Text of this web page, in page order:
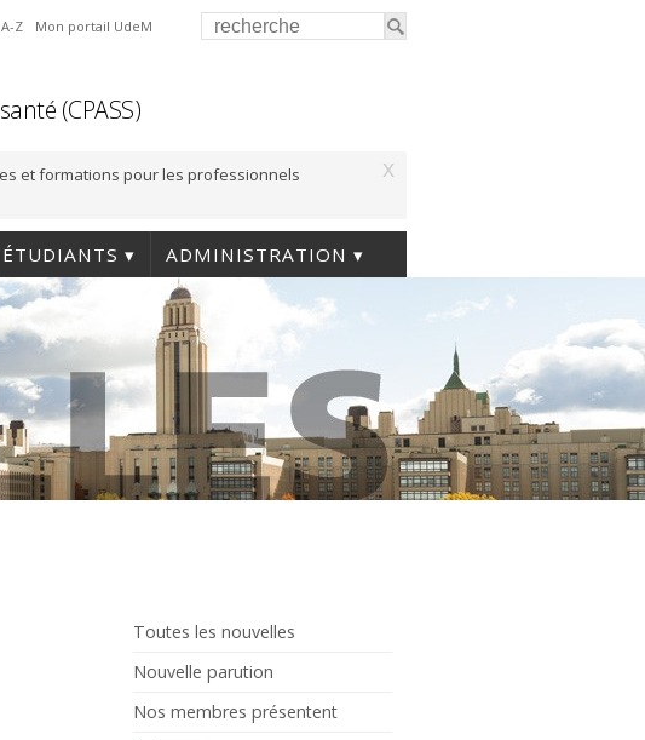
Z Mon portail UdeM
(CPASS)
et formations pour les professionnels
x
ÉTUDIANTS ADMINISTRATION
Toutes les nouvelles
Nouvelle parution
Nos membres présentent